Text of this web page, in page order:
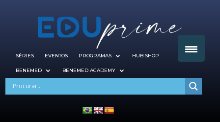
SÉRIES EVENTOS PROGRAMAS HUB SHOP
BENEMED BENEMED ACADEMY